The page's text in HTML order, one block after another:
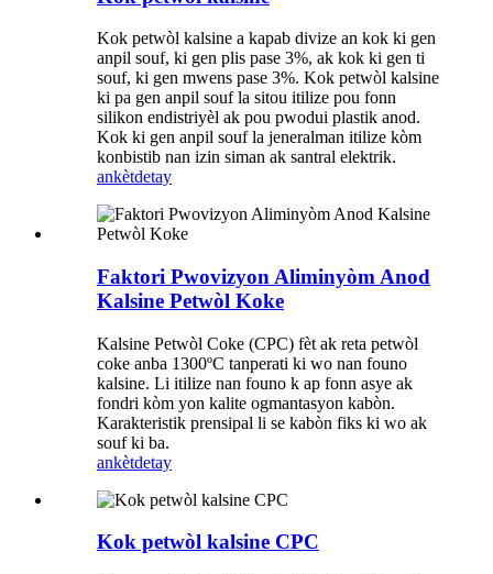
Kok petwòl kalsine a kapab divize an kok ki gen
anpil souf, ki gen plis pase 3%, ak kok ki gen ti
souf, ki gen mwens pase 3%. Kok petwòl kalsine
ki pa gen anpil souf la sitou itilize pou fonn
silikon endistriyèl ak pou pwodui plastik anod.
Kok ki gen anpil souf la jeneralman itilize kòm
konbistib nan izin siman ak santral elektrik.
ankètdetay
Faktori Pwovizyon Aliminyòm Anod
Kalsine Petwòl Koke
Kalsine Petwòl Coke (CPC) fèt ak reta petwòl
coke anba 1300ºC tanperati ki wo nan founo
kalsine. Li itilize nan founo k ap fonn asye ak
fondri kòm yon kalite ogmantasyon kabòn.
Karakteristik prensipal li se kabòn fiks ki wo ak
souf ki ba.
ankètdetay
Kok petwòl kalsine CPC